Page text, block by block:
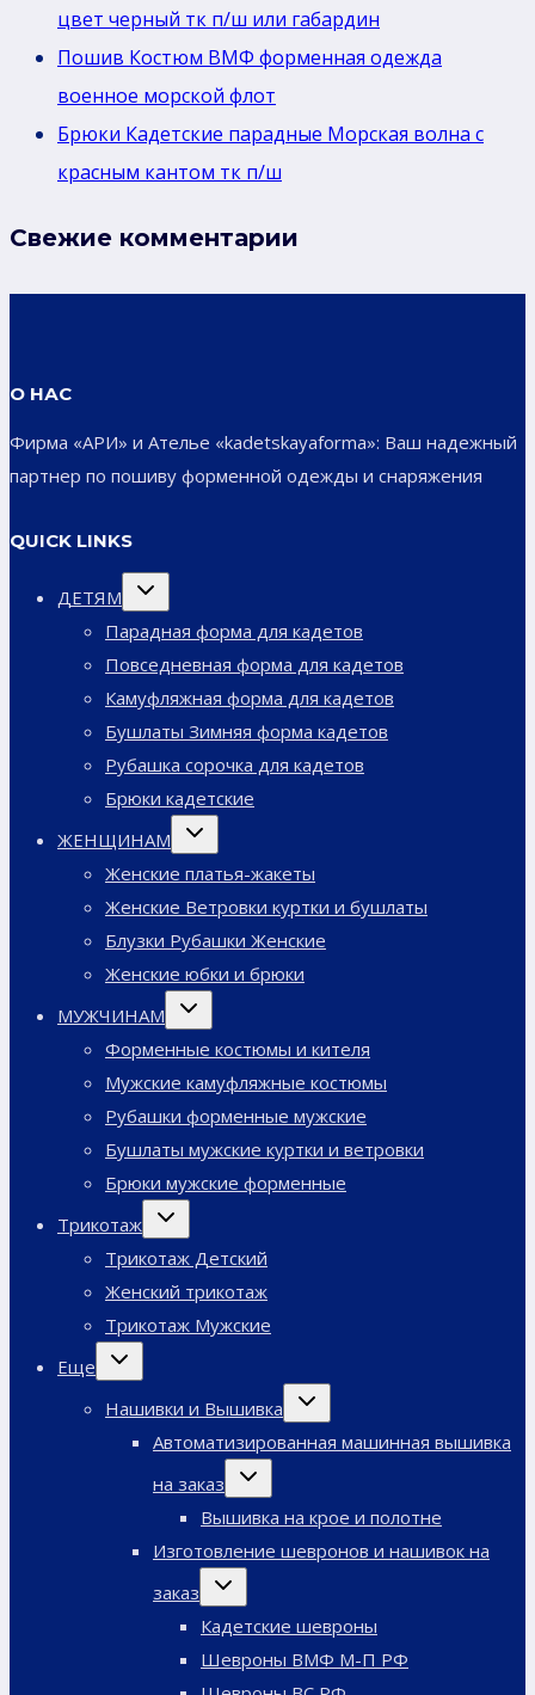
цвет черный тк п/ш или габардин
Пошив Костюм ВМФ форменная одежда
военное морской флот
Брюки Кадетские парадные Морская волна с
красным кантом тк п/ш
Свежие комментарии
О НАС
Фирма «АРИ» и Ателье «kadetskayaforma»: Ваш надежный
партнер по пошиву форменной одежды и снаряжения
QUICK LINKS
ДЕТЯМ
Переключить
Парадная форма для кадетов
Повседневная форма для кадетов
Камуфляжная форма для кадетов
Бушлаты Зимняя форма кадетов
Рубашка сорочка для кадетов
Брюки кадетские
ЖЕНЩИНАМ
Переключить
Женские платья-жакеты
Женские Ветровки куртки и бушлаты
Блузки Рубашки Женские
Женские юбки и брюки
МУЖЧИНАМ
Переключить
Форменные костюмы и кителя
Мужские камуфляжные костюмы
Рубашки форменные мужские
Бушлаты мужские куртки и ветровки
Брюки мужские форменные
Трикотаж
Переключить
Трикотаж Детский
Женский трикотаж
Трикотаж Мужские
Еще
Переключить
Нашивки и Вышивка
Переключить
Автоматизированная машинная вышивка
на заказ
Переключить
Вышивка на крое и полотне
Изготовление шевронов и нашивок на
заказ
Переключить
Кадетские шевроны
Шевроны ВМФ М-П РФ